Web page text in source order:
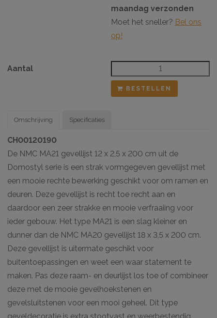
maandag verzonden
Moet het sneller? Bel ons
op!
Aantal
BESTELLEN
Omschrijving
CH00120190
De NMC MA21 gevellijst 12 x 2,5 x 200 cm uit de
Domostyl serie is een strak vormgegeven gevellijst met
een mooie rechte bewerking geschikt voor om ramen en
deuren. Deze gevellijst is recht toe recht aan en
daardoor een zeer strakke en mooie verfraaiing voor
ieder gebouw. Het type MA21 is een slag kleiner en
dunner dan de NMC MA20 gevellijst 18 x 3,5 x 200 cm.
Deze gevellijst is uitermate geschikt voor
buitentoepassingen en weet een waar statement te
maken. Pas deze raam- en deurlijst los toe of combineer
deze met de mooie gevelhoekstenen en
gevelsluitstenen voor een mooi geheel. Dit type
Specificaties